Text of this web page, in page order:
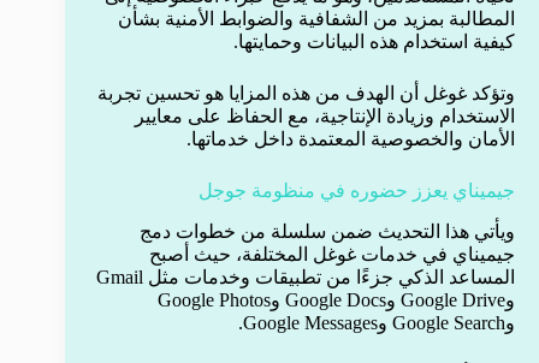
المطالبة بمزيد من الشفافية والضوابط الأمنية بشأن
كيفية استخدام هذه البيانات وحمايتها.
وتؤكد غوغل أن الهدف من هذه المزايا هو تحسين تجربة
الاستخدام وزيادة الإنتاجية، مع الحفاظ على معايير
الأمان والخصوصية المعتمدة داخل خدماتها.
جيميناي يعزز حضوره في منظومة جوجل
ويأتي هذا التحديث ضمن سلسلة من خطوات دمج
جيميناي في خدمات غوغل المختلفة، حيث أصبح
المساعد الذكي جزءًا من تطبيقات وخدمات مثل Gmail
وGoogle Drive وGoogle Docs وGoogle Photos
وGoogle Search وGoogle Messages.